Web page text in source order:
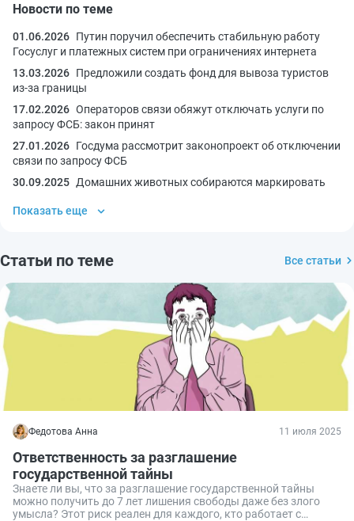
Новости по теме
01.06.2026 Путин поручил обеспечить стабильную работу
Госуслуг и платежных систем при ограничениях интернета
13.03.2026 Предложили создать фонд для вывоза туристов
из-за границы
17.02.2026 Операторов связи обяжут отключать услуги по
запросу ФСБ: закон принят
27.01.2026 Госдума рассмотрит законопроект об отключении
связи по запросу ФСБ
30.09.2025 Домашних животных собираются маркировать
Показать еще
Статьи по теме Все статьи
Федотова Анна 11 июля 2025
Ответственность за разглашение
государственной тайны
Знаете ли вы, что за разглашение государственной тайны
можно получить до 7 лет лишения свободы даже без злого
умысла? Этот риск реален для каждого, кто работает с